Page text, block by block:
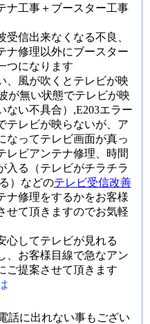
ナ工事＋ブースター工事
受信出来なくなる不良、
ナ修理以外にブースター
つになります
風が吹くとテレビが映
が無い状態でテレビが映
ない不具合）,E203エラー
テレビが映らないが、ア
なってテレビ画面が真っ
レビアンテナ修理、時間
入る（テレビがチラチラ
）などのテレビ受信改善
ナ修理をするかをお客様
せて頂きますのでお気軽
心してテレビが見れる
、お客様目線で急なアン
ご提案させて頂きます
話に出れない事もござい